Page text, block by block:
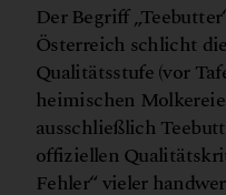
Der Begriff
Österreich schlicht
Qualitätsstufe (vor
heimischen
ausschließlich
offiziellen
Fehler“ vieler